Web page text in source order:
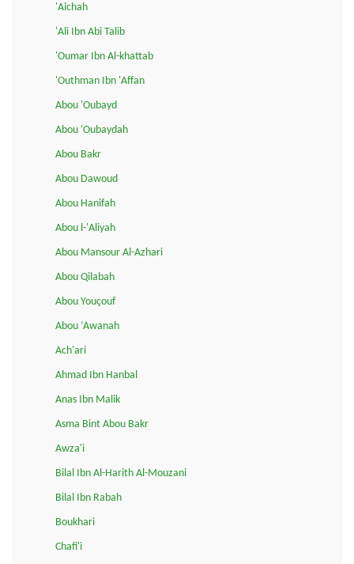
'Aichah
'Ali Ibn Abi Talib
'Oumar Ibn Al-khattab
'Outhman Ibn 'Affan
Abou 'Oubayd
Abou 'Oubaydah
Abou Bakr
Abou Dawoud
Abou Hanifah
Abou l-'Aliyah
Abou Mansour Al-Azhari
Abou Qilabah
Abou Youçouf
Abou ‘Awanah
Ach'ari
Ahmad Ibn Hanbal
Anas Ibn Malik
Asma Bint Abou Bakr
Awza'i
Bilal Ibn Al-Harith Al-Mouzani
Bilal Ibn Rabah
Boukhari
Chafi'i